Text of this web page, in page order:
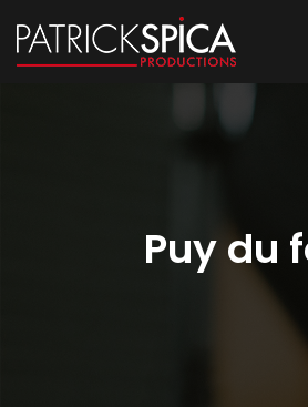
Puy du